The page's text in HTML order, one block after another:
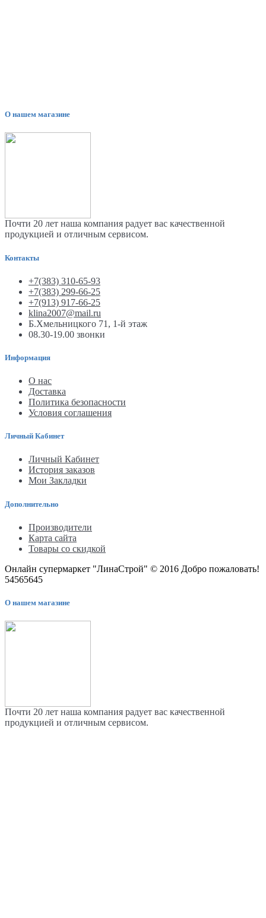
О нашем магазине
Почти 20 лет наша компания радует вас качественной
продукцией и отличным сервисом.
Контакты
+7(383) 310-65-93
+7(383) 299-66-25
+7(913) 917-66-25
klina2007@mail.ru
Б.Хмельницкого 71, 1-й этаж
08.30-19.00 звонки
Информация
О нас
Доставка
Политика безопасности
Условия соглашения
Личный Кабинет
Личный Кабинет
История заказов
Мои Закладки
Дополнительно
Производители
Карта сайта
Товары со скидкой
Онлайн супермаркет "ЛинаСтрой" © 2016 Добро пожаловать!
54565645
О нашем магазине
Почти 20 лет наша компания радует вас качественной
продукцией и отличным сервисом.